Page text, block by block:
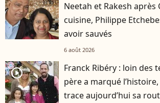
Neetah et Rakesh après
cuisine, Philippe
avoir sauvés
6 août 2026
player2
Franck Ribéry : loin des
père a marqué
trace aujourd’hui sa